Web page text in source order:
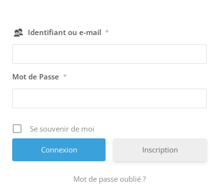
Identifiant ou e-mail *
Mot de Passe *
Se souvenir de moi
Inscription
Mot de passe oublié ?